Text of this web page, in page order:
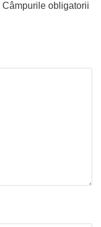
Câmpurile obligatorii